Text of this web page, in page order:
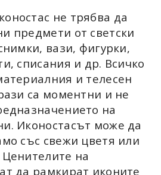
не трябва да
предмети от светски
вази, фигурки,
списания и др. Всичко
и телесен
са моментни и не
на
Иконостасът може да
със свежи цветя или
на
да рамкират иконите